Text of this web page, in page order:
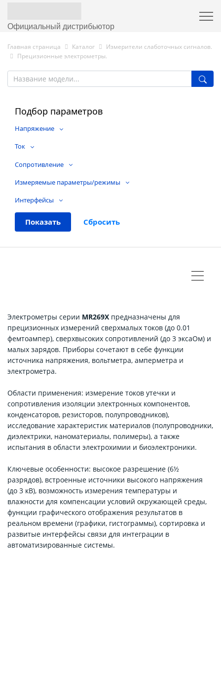
Официальный дистрибьютор
Главная страница Каталог
Измерители слаботочных сигналов.
Прецизионные электрометры.
Подбор параметров
Напряжение
Ток
Сопротивление
Измеряемые параметры/режимы
Интерфейсы
Электрометры серии MR269X предназначены для
прецизионных измерений сверхмалых токов (до 0.01
фемтоампер), сверхвысоких сопротивлений (до 3 эксаОм) и
малых зарядов. Приборы сочетают в себе функции
источника напряжения, вольтметра, амперметра и
электрометра.
Области применения: измерение токов утечки и
сопротивления изоляции электронных компонентов,
конденсаторов, резисторов, полупроводников),
исследование характеристик материалов (полупроводники,
диэлектрики, наноматериалы, полимеры), а также
испытания в области электрохимии и биоэлектроники.
Ключевые особенности: высокое разрешение (6½
разрядов), встроенные источники высокого напряжения
(до 3 кВ), возможность измерения температуры и
влажности для компенсации условий окружающей среды,
функции графического отображения результатов в
реальном времени (графики, гистограммы), сортировка и
развитые интерфейсы связи для интеграции в
автоматизированные системы.